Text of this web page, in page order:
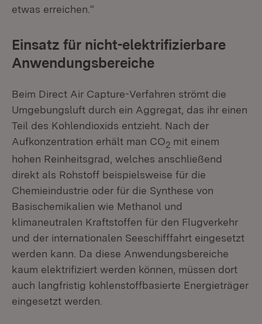
etwas erreichen.“
Einsatz für nicht-elektrifizierbare
Anwendungsbereiche
Beim Direct Air Capture-Verfahren strömt die
Umgebungsluft durch ein Aggregat, das ihr einen
Teil des Kohlendioxids entzieht. Nach der
Aufkonzentration erhält man CO2 mit einem
hohen Reinheitsgrad, welches anschließend
direkt als Rohstoff beispielsweise für die
Chemieindustrie oder für die Synthese von
Basischemikalien wie Methanol und
klimaneutralen Kraftstoffen für den Flugverkehr
und der internationalen Seeschifffahrt eingesetzt
werden kann. Da diese Anwendungsbereiche
kaum elektrifiziert werden können, müssen dort
auch langfristig kohlenstoffbasierte Energieträger
eingesetzt werden.